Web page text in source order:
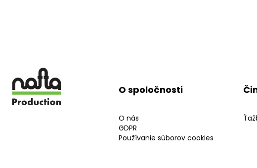
Footer
O spoločnosti
O nás
GDPR
Používanie súborov cookies